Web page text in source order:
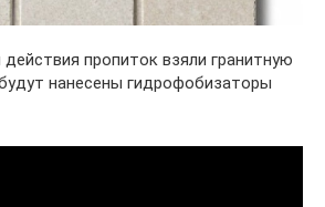
пропиток взяли гранитную
нанесены гидрофобизаторы